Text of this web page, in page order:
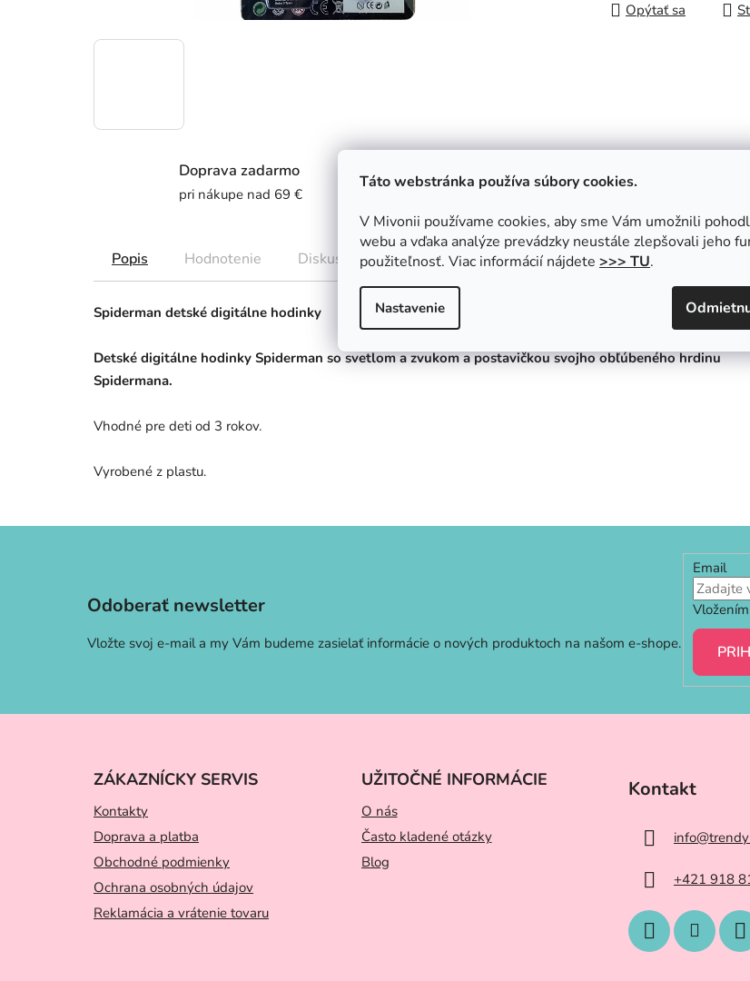
Táto webstránka používa súbory cookies.
V Mivonii používame cookies, aby sme Vám umožnili
webu a vďaka analýze prevádzky neustále zlepšovali jeho
použiteľnosť. Viac informácií nájdete >>> TU.
Nastavenie
Opýtať sa
Doprava zadarmo
pri nákupe nad 69 €
Garancia kvality
celého sortimentu
Popis Hodnotenie Diskusia
Spiderman detské digitálne hodinky
Detské digitálne hodinky Spiderman so svetlom a zvukom a postavičkou svojho obľúbeného hrdinu
Spidermana.
Vhodné pre deti od 3 rokov.
Vyrobené z plastu.
Odoberať newsletter
Vložte svoj e-mail a my Vám budeme zasielať informácie o nových produktoch na našom e-shope.
Email
ZÁKAZNÍCKY SERVIS
Kontakty
Doprava a platba
Obchodné podmienky
Ochrana osobných údajov
Reklamácia a vrátenie tovaru
UŽITOČNÉ INFORMÁCIE
O nás
Často kladené otázky
Blog
Kontakt
info@
+421 918